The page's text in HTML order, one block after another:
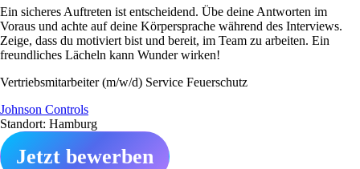
Ein sicheres Auftreten ist entscheidend. Übe deine Antworten im
Voraus und achte auf deine Körpersprache während des Interviews.
Zeige, dass du motiviert bist und bereit, im Team zu arbeiten. Ein
freundliches Lächeln kann Wunder wirken!
Vertriebsmitarbeiter (m/w/d) Service Feuerschutz
Johnson Controls
Standort: Hamburg
Jetzt bewerben